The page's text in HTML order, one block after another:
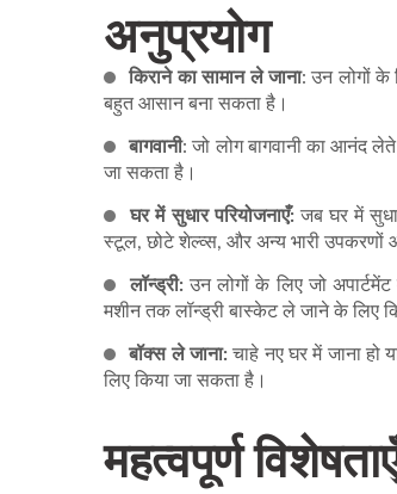
अनुप्रयोग
किराने का सामान ले जाना: उन लोगों के
बहुत आसान बना सकता है।
बागवानी: जो लोग बागवानी का आनंद
जा सकता है।
घर में सुधार परियोजनाएँ: जब घर में
स्टूल, छोटे शेल्व्स, और अन्य भारी
लॉन्ड्री: उन लोगों के लिए जो
मशीन तक लॉन्ड्री बास्केट ले जाने के लिए
बॉक्स ले जाना: चाहे नए घर में जाना हो
लिए किया जा सकता है।
महत्वपूर्ण